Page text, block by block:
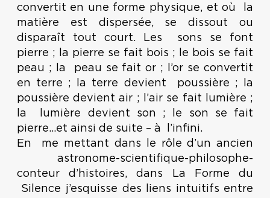
convertit en une forme physique, et où la
matière est dispersée, se dissout ou
disparaît tout court. Les sons se font
pierre ; la pierre se fait bois ; le bois se fait
peau ; la peau se fait or ; l’or se convertit
en terre ; la terre devient poussière ; la
poussière devient air ; l’air se fait lumière ;
la lumière devient son ; le son se fait
pierre...et ainsi de suite – à l’infini.
En me mettant dans le rôle d’un ancien
astronome-scientifique-philosophe-
conteur d’histoires, dans La Forme du
Silence j’esquisse des liens intuitifs entre